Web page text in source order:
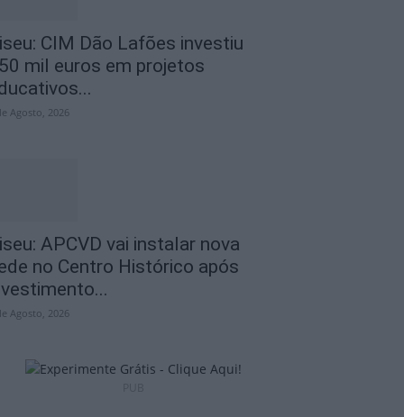
CIM Dão Lafões investiu
mil euros em projetos
Agosto, 2026
APCVD vai instalar nova
no Centro Histórico após
Agosto, 2026